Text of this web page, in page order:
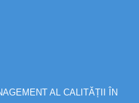
AL CALITĂȚII ÎN